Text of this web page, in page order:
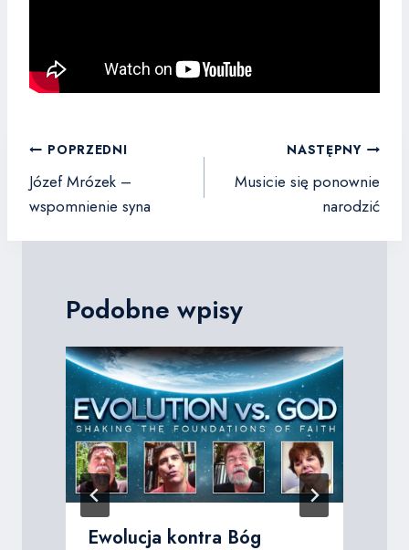
Nawigacja
wpisu
POPRZEDNI
Józef Mrózek –
wspomnienie syna
NASTĘPNY
Musicie się ponownie
narodzić
Podobne wpisy
Ewolucja kontra Bóg